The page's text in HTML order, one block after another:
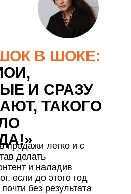
продажи легко и с
делать
и наладив
если до этого год
без результата
В ШОКЕ:
И СРАЗУ
ТАКОГО